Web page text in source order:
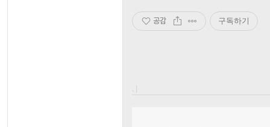
공감 구독하기
, |